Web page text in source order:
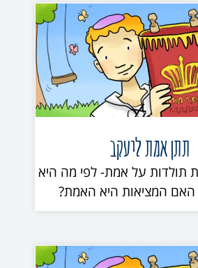
תתן אמת ליעקב
תולדות על אמת- לפי מה היא
המציאות היא האמת?